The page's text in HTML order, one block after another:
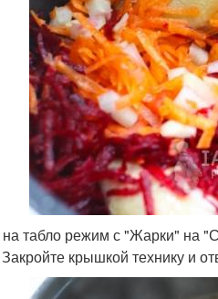
табло режим с "Жарки" на
крышкой технику и